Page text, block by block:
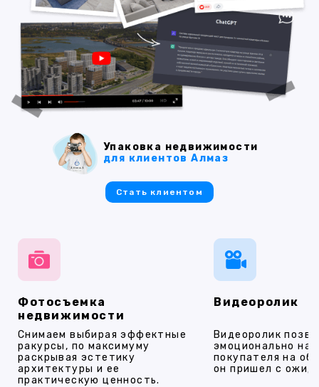
Фотосъемка
недвижимости
Снимаем выбирая эффектные
ракурсы, по максимуму
раскрывая эстетику
архитектуры и ее
практическую ценность.
Видеоролик
Видеоролик
эмоционально
покупателя на
он пришел с
Упаковка недвижимости
для клиентов Алмаз
Стать клиентом